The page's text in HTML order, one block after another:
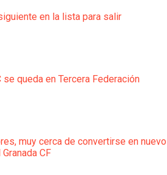
en la lista para salir
se queda en Tercera Federación
muy cerca de convertirse en nuevo
CF